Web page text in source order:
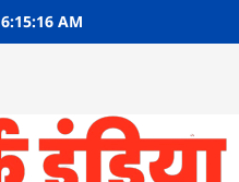
6:15:17 AM